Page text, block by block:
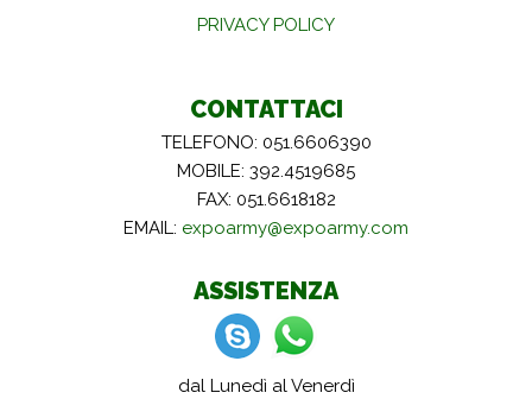
PRIVACY POLICY
CONTATTACI
TELEFONO: 051.6606390
MOBILE: 392.4519685
FAX: 051.6618182
EMAIL: expoarmy@expoarmy.com
ASSISTENZA
dal Lunedì al Venerdì